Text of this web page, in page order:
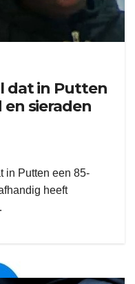
dat in Putten
sieraden
in Putten een 85-
heeft